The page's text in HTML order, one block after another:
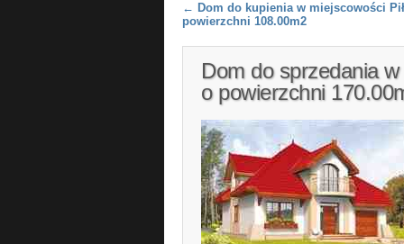
Post navigation
← Dom do kupienia w miejscowości
powierzchni 108.00m2
Dom do sprzedania
o powierzchni